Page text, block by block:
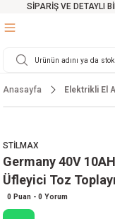
SİPARİŞ VE DETAYLI
Testereler
Cihazları
Mikser
ve Arabalar
Malzemeleri
Anasayfa Elektrikli El
STİLMAX
Germany 40V
Üfleyici Toz
0 Puan - 0 Yorum